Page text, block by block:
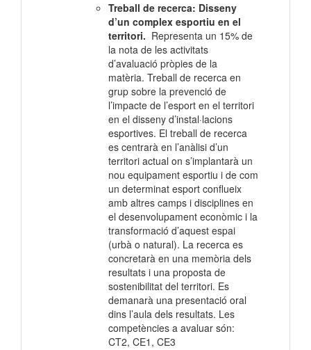
Treball de recerca: Disseny
d’un complex esportiu en el
territori. Representa un 15% de
la nota de les activitats
d’avaluació pròpies de la
matèria. Treball de recerca en
grup sobre la prevenció de
l’impacte de l’esport en el territori
en el disseny d’instal·lacions
esportives. El treball de recerca
es centrarà en l’anàlisi d’un
territori actual on s’implantarà un
nou equipament esportiu i de com
un determinat esport conflueix
amb altres camps i disciplines en
el desenvolupament econòmic i la
transformació d’aquest espai
(urbà o natural). La recerca es
concretarà en una memòria dels
resultats i una proposta de
sostenibilitat del territori. Es
demanarà una presentació oral
dins l’aula dels resultats. Les
competències a avaluar són:
CT2, CE1, CE3